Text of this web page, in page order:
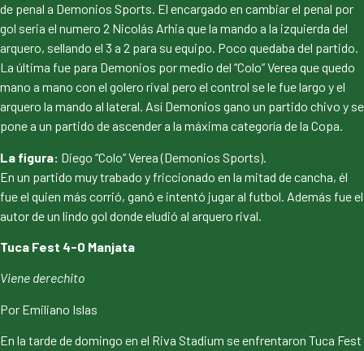
de penal a Demonios Sports. El encargado en cambiar el penal por
gol seria el numero 2 Nicolás Arhia que la mando a la izquierda del
arquero, sellando el 3 a 2 para su equipo. Poco quedaba del partido.
La última fue para Demonios por medio del “Colo” Verea que quedo
mano a mano con el golero rival pero el control se le fue largo y el
arquero la mando al lateral. Así Demonios gano un partido chivo y se
pone a un partido de ascender a la máxima categoría de la Copa.
La figura: Diego “Colo” Verea (Demonios Sports).
En un partido muy trabado y friccionado en la mitad de cancha, él
fue el quien más corrió, ganó e intentó jugar al futbol. Además fue el
autor de un lindo gol donde eludió al arquero rival.
Tuca Fest 4-0 Manjata
Viene derechito
Por Emiliano Islas
En la tarde de domingo en el Riva Stadium se enfrentaron Tuca Fest